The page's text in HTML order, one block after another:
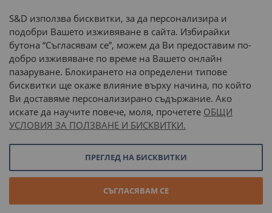
Начини на плащане:
Доставка до адрес с:
или
наш транспорт
Онлайн магазин отStenik
S&D използва бисквитки, за да персонализира и
подобри Вашето изживяване в сайта. Избирайки
бутона “Съгласявам се”, можем да Ви предоставим по-
добро изживяване по време на Вашето онлайн
пазаруване. Блокирането на определени типове
бисквитки ще окаже влияние върху начина, по който
Ви доставяме персонализирано съдържание. Ако
искате да научите повече, моля, прочетете ОБЩИ
УСЛОВИЯ ЗА ПОЛЗВАНЕ И БИСКВИТКИ.
СЪГЛАСЯВАМ СЕ
ПРЕГЛЕД НА БИСКВИТКИ